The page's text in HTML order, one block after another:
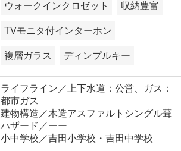
ウォークインクロゼット 収納豊富
TVモニタ付インターホン
複層ガラス ディンプルキー
ライフライン／上下水道：公営、ガス：
都市ガス
建物構造／木造アスファルトシングル葺
ハザード／ーー
小中学校／吉田小学校・吉田中学校